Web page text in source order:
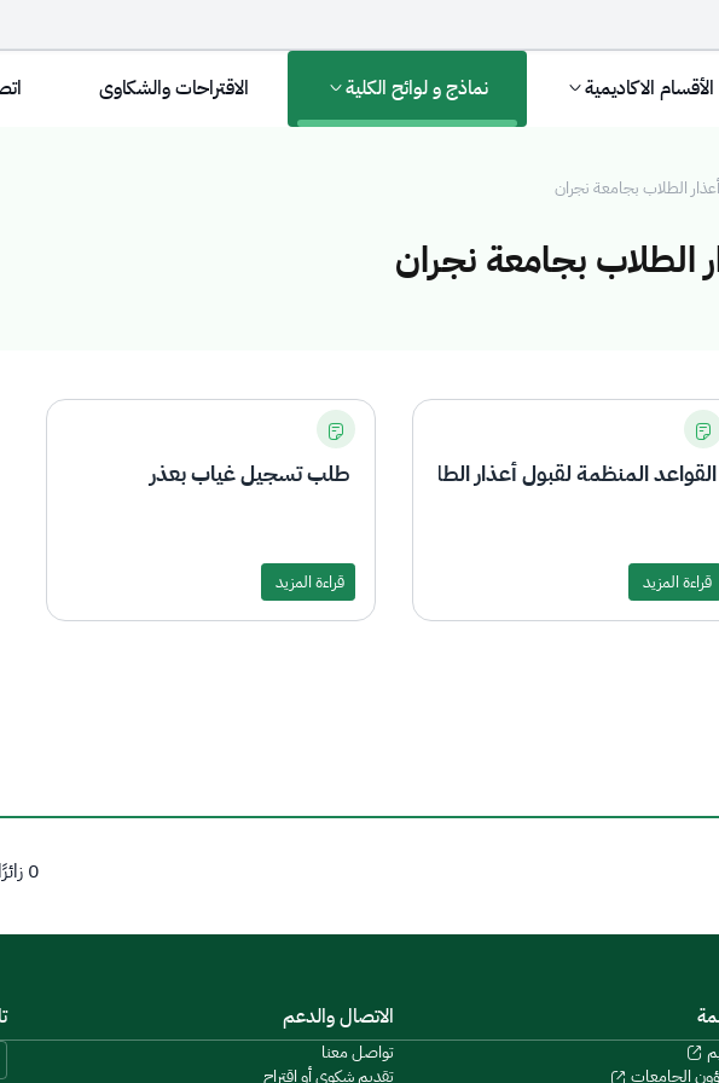
الأقسام الاكاديمية نماذج و لوائح الكلية الاقتراحات والشكاوى
الطلاب بجامعة نجران
الطلاب بجامعة نجران
أعذار الطلاب
القواعد المنظمة لقبول أعذار الطلاب بجامعة نجران
قراءة المزيد
طلب تسجيل غياب بعذر
قراءة المزيد
0 زائرًا أعجبهم محتوى الصفحة من أصل 0 مشاركة
الجامعات
الاتصال والدعم
تواصل معنا
تقديم شكوى أو اقتراح